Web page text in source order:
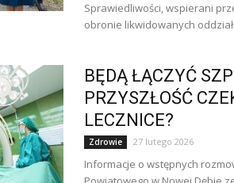
Sprawiedliwości, wspierani
obronie likwidowanych
BĘDĄ ŁĄCZYĆ
PRZYSZŁOŚĆ
LECZNICE?
Zdrowie 27 lutego 2026
Informacje o wstępnych